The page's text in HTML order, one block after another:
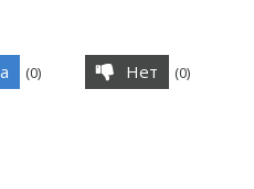
(0) Нет (0)